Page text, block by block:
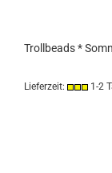
Trollbeads *
Lieferzeit: 1-2